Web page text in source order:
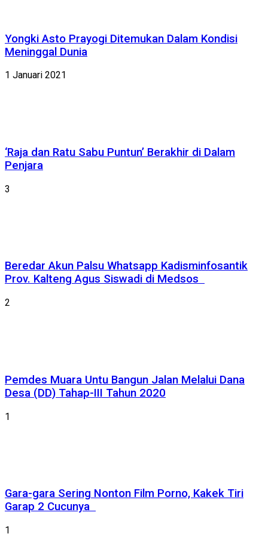
Yongki Asto Prayogi Ditemukan Dalam Kondisi
Meninggal Dunia
1 Januari 2021
‘Raja dan Ratu Sabu Puntun’ Berakhir di Dalam
Penjara
3
Beredar Akun Palsu Whatsapp Kadisminfosantik
Prov. Kalteng Agus Siswadi di Medsos
2
Pemdes Muara Untu Bangun Jalan Melalui Dana
Desa (DD) Tahap-III Tahun 2020
1
Gara-gara Sering Nonton Film Porno, Kakek Tiri
Garap 2 Cucunya
1